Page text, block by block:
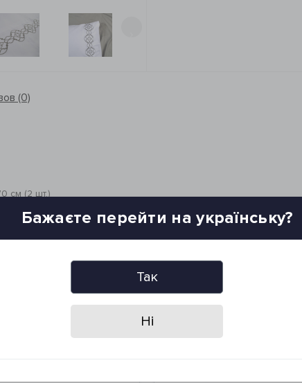
(0)
см (2 шт.)
Бажаєте перейти на українську?
Так
Ні